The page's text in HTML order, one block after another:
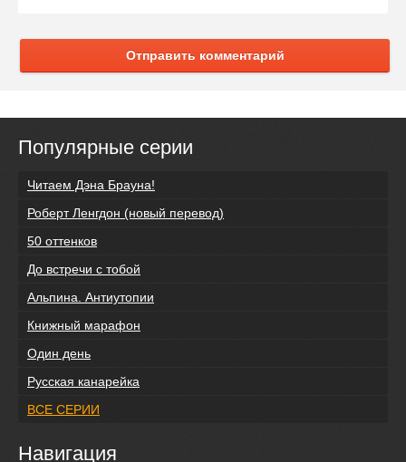
Отправить комментарий
Популярные серии
Читаем Дэна Брауна!
Роберт Ленгдон (новый перевод)
50 оттенков
До встречи с тобой
Альпина. Антиутопии
Книжный марафон
Один день
Русская канарейка
ВСЕ СЕРИИ
Навигация